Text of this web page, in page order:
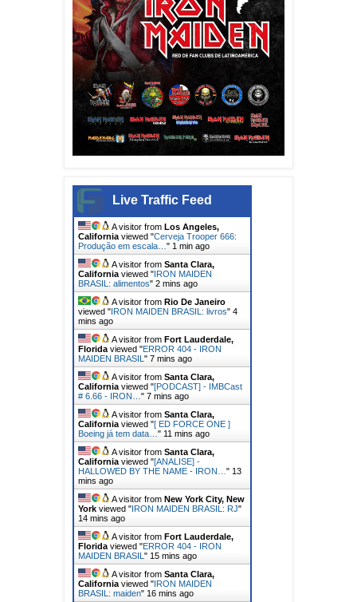
Live Traffic Feed
A visitor from Los Angeles,
California viewed "Cerveja Trooper 666:
Produção em escala… " 1 min ago
A visitor from Santa Clara,
California viewed "IRON MAIDEN
BRASIL: alimentos" 2 mins ago
A visitor from Rio De Janeiro
viewed "IRON MAIDEN BRASIL: livros" 4
mins ago
A visitor from Fort Lauderdale,
Florida viewed "ERROR 404 - IRON
MAIDEN BRASIL " 7 mins ago
A visitor from Santa Clara,
California viewed "[PODCAST] - IMBCast
# 6.66 - IRON… " 7 mins ago
A visitor from Santa Clara,
California viewed "[ ED FORCE ONE ]
Boeing já tem data… " 11 mins ago
A visitor from Santa Clara,
California viewed "[ANALISE] -
HALLOWED BY THE NAME - IRON… " 13
mins ago
A visitor from New York City, New
York viewed "IRON MAIDEN BRASIL: RJ"
14 mins ago
A visitor from Fort Lauderdale,
Florida viewed "ERROR 404 - IRON
MAIDEN BRASIL " 15 mins ago
A visitor from Santa Clara,
California viewed "IRON MAIDEN
BRASIL: maiden" 16 mins ago